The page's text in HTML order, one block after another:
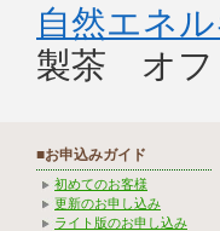
自然エネ
製茶 オフ
■お申込みガイド
初めてのお客様
更新のお申し込み
ライト版のお申し込み